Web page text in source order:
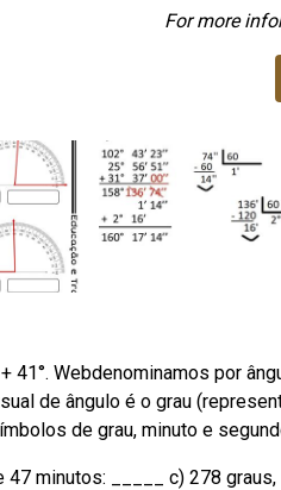
For more
+ 41°. Webdenominamos por
de ângulo é o grau
de grau, minuto e
47 minutos: _____ c) 278